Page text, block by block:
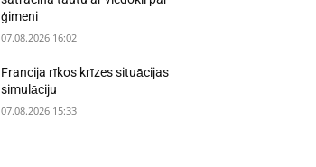
ģimeni
07.08.2026 16:02
Francija rīkos krīzes situācijas
simulāciju
07.08.2026 15:33